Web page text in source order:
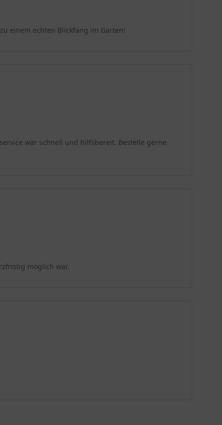
einem echten Blickfang im Garten!
war schnell und hilfsbereit. Bestelle gerne
möglich war.